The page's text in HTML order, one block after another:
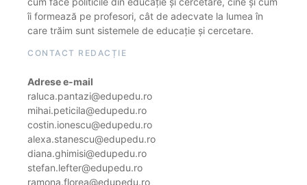
îi formează pe profesori, cât de adecvate la lumea în
care trăim sunt sistemele de educație și cercetare.
CONTACT REDACȚIE
Adrese e-mail
raluca.pantazi@edupedu.ro
mihai.peticila@edupedu.ro
costin.ionescu@edupedu.ro
alexa.stanescu@edupedu.ro
diana.ghimisi@edupedu.ro
stefan.lefter@edupedu.ro
ramona.florea@edupedu.ro